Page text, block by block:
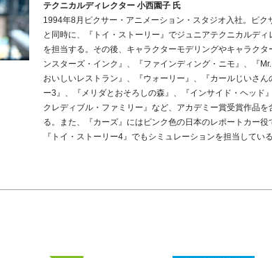
テクニカルディレクター 小西園子 氏
1994年8月ピクサー・アニメーション・スタジオ入社。ピク
と同時に、『トイ・ストーリー』でジュニアテクニカルデ
を担当する。その後、キャラクターモデリングやキャラク
ンスターズ・インク』、『ファインディング・ニモ』、『
おいしいレストラン』、『ウォーリー』、『カールじいさん
ー3』、『メリダとおそろしの森』、『インサイド・ヘッド
クレディブル・ファミリー』など、アカデミー賞受賞作品
る。また、『カーズ』にはピンク色の日本のレポートカー
『トイ・ストーリー4』でもシミュレーションを担当している